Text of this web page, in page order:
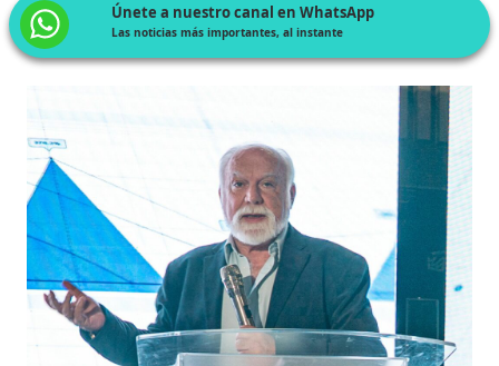
Únete a nuestro canal en WhatsApp
Las noticias más importantes, al instante